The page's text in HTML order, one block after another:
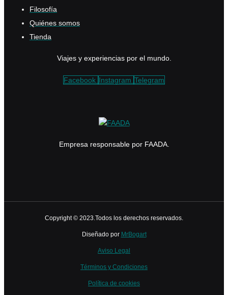
Filosofía
Quiénes somos
Tienda
Viajes y experiencias por el mundo.
Facebook Instagram Telegram
Empresa responsable por FAADA.
Copyright © 2023.Todos los derechos reservados.
Diseñado por MrBogart
Aviso Legal
Términos y Condiciones
Política de cookies